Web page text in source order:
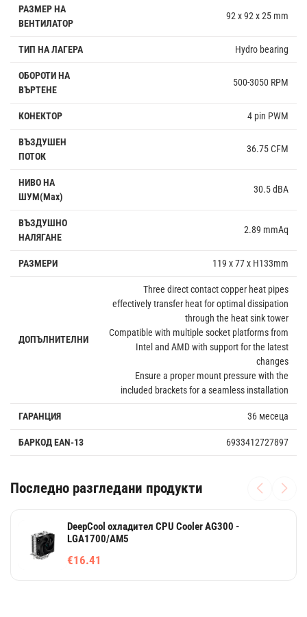
РАЗМЕР НА
ВЕНТИЛАТОР
92 x 92 x 25 mm
ТИП НА ЛАГЕРА Hydro bearing
ОБОРОТИ НА
ВЪРТЕНЕ
500-3050 RPM
КОНЕКТОР 4 pin PWM
ВЪЗДУШЕН
ПОТОК
36.75 CFM
НИВО НА
ШУМ(Max)
30.5 dBA
ВЪЗДУШНО
НАЛЯГАНЕ
2.89 mmAq
РАЗМЕРИ 119 x 77 x H133mm
ДОПЪЛНИТЕЛНИ
Three direct contact copper heat pipes
effectively transfer heat for optimal dissipation
through the heat sink tower
Compatible with multiple socket platforms from
Intel and AMD with support for the latest
changes
Ensure a proper mount pressure with the
included brackets for a seamless installation
ГАРАНЦИЯ 36 месеца
БАРКОД EAN-13 6933412727897
Последно разгледани продукти
DeepCool охладител CPU Cooler AG300 -
LGA1700/AM5
€16.41